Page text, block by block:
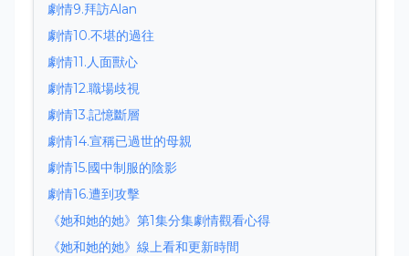
劇情9.拜訪Alan
劇情10.不堪的過往
劇情11.人面獸心
劇情12.職場歧視
劇情13.記憶斷層
劇情14.宣稱已過世的母親
劇情15.國中制服的陰影
劇情16.遭到攻擊
《她和她的她》第1集分集劇情觀看心得
《她和她的她》線上看和更新時間